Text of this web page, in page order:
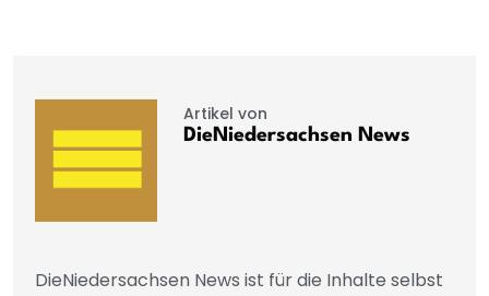
Artikel von
DieNiedersachsen News
DieNiedersachsen News ist für die Inhalte selbst